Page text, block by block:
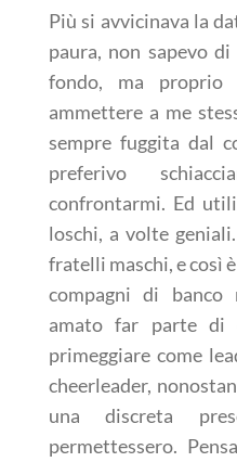
Più si avvicinava la
paura, non sapevo
fondo, ma
ammettere a me
sempre fuggita dal
preferivo
confrontarmi. Ed
loschi, a volte
fratelli maschi, e così
compagni di banco
amato far parte di
primeggiare come
cheerleader,
una discreta
permettessero.